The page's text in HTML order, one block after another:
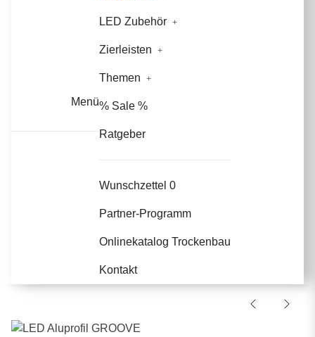
Menü
LED Zubehör
Zierleisten
Themen
% Sale %
Ratgeber
Wunschzettel 0
Partner-Programm
Onlinekatalog Trockenbau
Kontakt